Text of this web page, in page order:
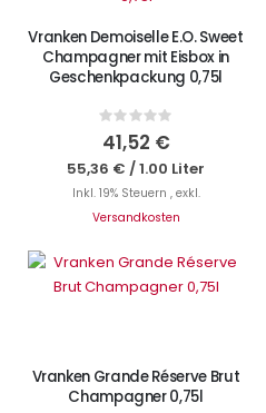
Vranken Demoiselle E.O. Sweet
Champagner mit Eisbox in
Geschenkpackung 0,75l
Rating:
0%
41,52 €
55,36 € /1.00 Liter
Inkl. 19% Steuern , exkl.
Versandkosten
IN DEN WARENKORB
Vranken Grande Réserve Brut
Champagner 0,75l